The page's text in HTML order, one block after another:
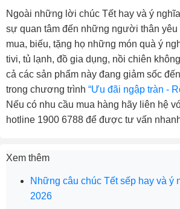
Ngoài những lời chúc Tết hay và ý
sự quan tâm đến những người thân yêu
mua, biếu, tặng họ những món quà ý
tivi, tủ lạnh, đồ gia dụng, nồi chiên
cả các sản phẩm này đang giảm sốc
trong chương trình “Ưu đãi ngập tràn -
Nếu có nhu cầu mua hàng hãy liên hệ
hotline 1900 6788 để được tư vấn
Xem thêm
Những câu chúc Tết sếp hay và ý
2026